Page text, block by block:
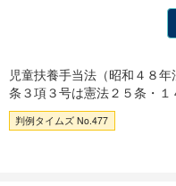
児童扶養手当法（昭和４８
条３項３号は憲法２５条・
判例タイムズ No.477